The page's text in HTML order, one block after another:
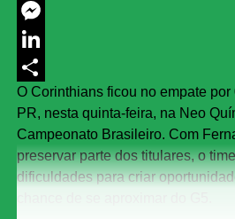
Twitter
Messenger
LinkedIn
Share
O Corinthians ficou no empate por
PR, nesta quinta-feira, na Neo
Campeonato Brasileiro. Com
preservar parte dos titulares, o
dificuldades para criar